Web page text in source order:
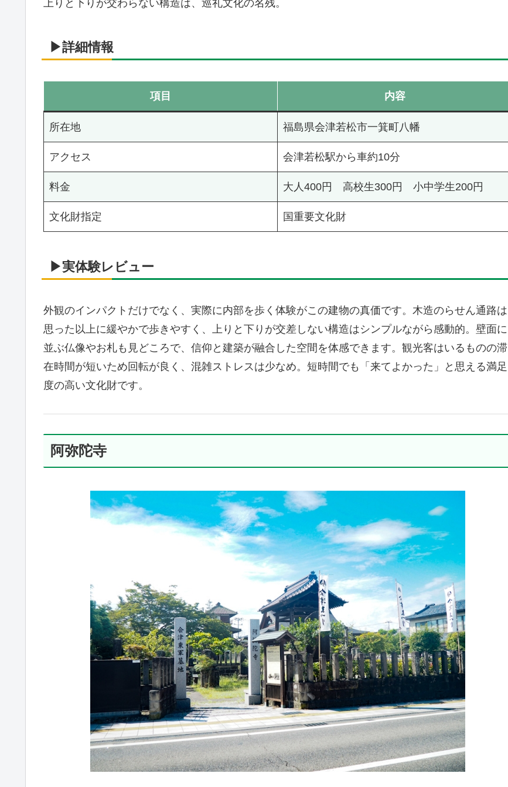
上りと下りが交わらない構造は、巡礼文化の名残。
▶詳細情報
項目 内容
所在地 福島県会津若松市一箕町八幡
アクセス 会津若松駅から車約10分
料金 大人400円 高校生300円 小中学生200円
文化財指定 国重要文化財
▶実体験レビュー
外観のインパクトだけでなく、実際に内部を歩く体験がこの建物の真価です。木造のらせん通路は
思った以上に緩やかで歩きやすく、上りと下りが交差しない構造はシンプルながら感動的。壁面に
並ぶ仏像やお札も見どころで、信仰と建築が融合した空間を体感できます。観光客はいるものの滞
在時間が短いため回転が良く、混雑ストレスは少なめ。短時間でも「来てよかった」と思える満足
度の高い文化財です。
阿弥陀寺